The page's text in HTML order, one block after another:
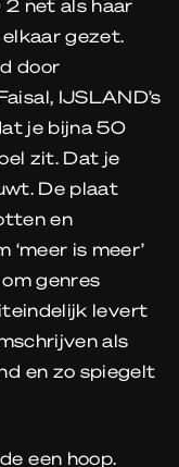
net als haar
gezet.
door
IJSLAND’s
je bijna 50
zit. Dat je
De plaat
en
is meer’
genres
levert
als
en zo spiegelt
een hoop.